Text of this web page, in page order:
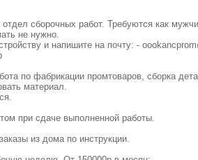
отдел сборочных работ. Требуются как
не нужно.
и напишите на почту: -
по фабрикации промтоваров, сборка
материал.
при сдаче выполненной работы.
из дома по инструкции.